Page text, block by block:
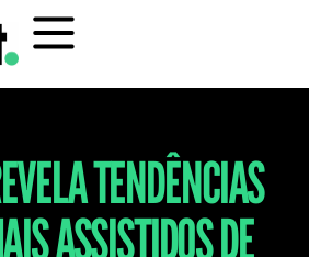
TENDÊNCIAS
ASSISTIDOS DE